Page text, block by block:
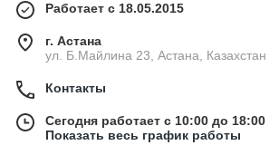
Работает с 18.05.2015
г. Астана
ул. Б.Майлина 23, Астана, Казахстан
Контакты
Сегодня работает с 10:00 до 18:00
Показать весь график работы